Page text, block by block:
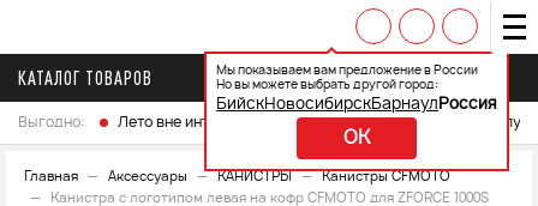
Мы показываем вам предложение в России
Но вы можете выбрать другой город:
БийскНовосибирскБарнаул Россия
OK
КАТАЛОГ ТОВАРОВ
Выгодно: Лето вне интренета Выберите свой мотоцикл и
Главная Аксессуары КАНИСТРЫ
Канистры CFMOTO
Канистра с логотипом левая на кофр CFMOTO для ZFORCE 1000S